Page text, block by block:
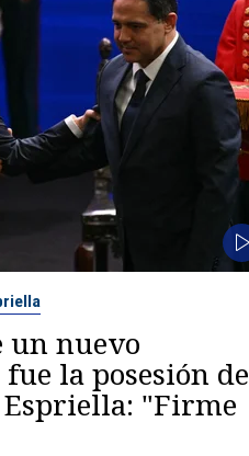
un nuevo
la posesión de
"Firme